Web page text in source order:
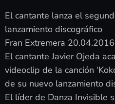
El cantante lanza el
lanzamiento discográfico
Fran Extremera
El cantante Javier Ojeda
videoclip de la canción
de su nuevo lanzamiento
El líder de Danza Invisible